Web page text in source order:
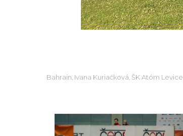
Bahrain Ivana Kuriačková ŠK Atóm Levice